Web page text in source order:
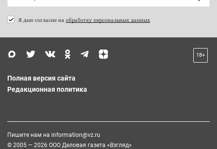
Я даю согласие на обработку персональных данных
18+
Полная версия сайта
Редакционная политика
Пишите нам на information@vz.ru
© 2005 — 2026 ООО Деловая газета «Взгляд»